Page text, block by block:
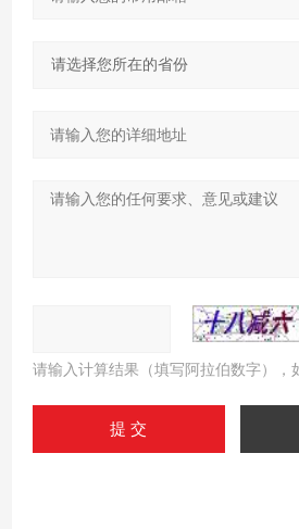
请输入计算结果（填写阿拉伯数字），